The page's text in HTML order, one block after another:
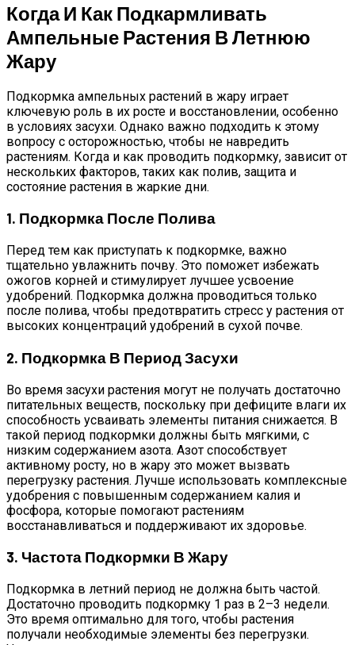
Когда И Как Подкармливать
Ампельные Растения В Летнюю
Жару
Подкормка ампельных растений в жару играет
ключевую роль в их росте и восстановлении, особенно
в условиях засухи. Однако важно подходить к этому
вопросу с осторожностью, чтобы не навредить
растениям. Когда и как проводить подкормку, зависит от
нескольких факторов, таких как полив, защита и
состояние растения в жаркие дни.
1. Подкормка После Полива
Перед тем как приступать к подкормке, важно
тщательно увлажнить почву. Это поможет избежать
ожогов корней и стимулирует лучшее усвоение
удобрений. Подкормка должна проводиться только
после полива, чтобы предотвратить стресс у растения от
высоких концентраций удобрений в сухой почве.
2. Подкормка В Период Засухи
Во время засухи растения могут не получать достаточно
питательных веществ, поскольку при дефиците влаги их
способность усваивать элементы питания снижается. В
такой период подкормки должны быть мягкими, с
низким содержанием азота. Азот способствует
активному росту, но в жару это может вызвать
перегрузку растения. Лучше использовать комплексные
удобрения с повышенным содержанием калия и
фосфора, которые помогают растениям
восстанавливаться и поддерживают их здоровье.
3. Частота Подкормки В Жару
Подкормка в летний период не должна быть частой.
Достаточно проводить подкормку 1 раз в 2–3 недели.
Это время оптимально для того, чтобы растения
получали необходимые элементы без перегрузки.